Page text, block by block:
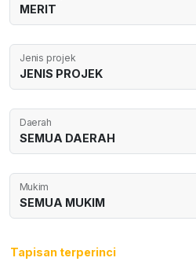
Jenis projek
Daerah
Mukim
Tapisan terperinci